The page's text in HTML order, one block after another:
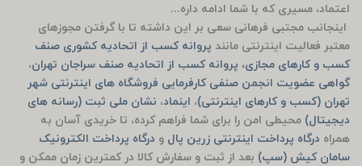
اعتماد، مسیری که با شما ادامه داره...
اینجانب مجتبی فرهانی سعی بر این داشته تا با گرفتن مجوزهای
معتبر فعالیت اینترنتی مانند پروانه کسب از اتحادیه کشوری صنف
کسب و کارهای مجازی، پروانه کسب از اتحادیه صنف سراجان تهران،
گواهی عضویت انجمن صنفی کارفرمایی فروشگاه های اینترنتی شهر
تهران (کسب و کارهای اینترنتی)، اینماد، نشان ملی ثبت (رسانه های
دیجیتال) محیطی امن را برای شما فراهم کرده، تا خریدی آسان به
همراه درگاه پرداخت اینترنتی زرین پال و درگاه پرداخت الکترونیک
سامان کیش (سپ) بعد از ثبت و سفارش کالا در کمترین زمان ممکن و